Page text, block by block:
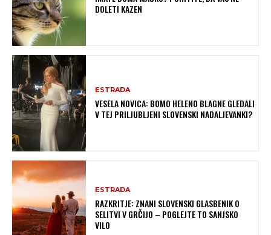
DOLETI KAZEN
ESTRADA
VESELA NOVICA: BOMO HELENO BLAGNE GLEDALI
V TEJ PRILJUBLJENI SLOVENSKI NADALJEVANKI?
ESTRADA
RAZKRITJE: ZNANI SLOVENSKI GLASBENIK O
SELITVI V GRČIJO – POGLEJTE TO SANJSKO
VILO